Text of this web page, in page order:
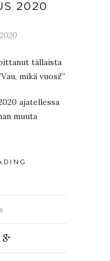
2020
tällaista
mikä vuosi!”
ajatellessa
muuta